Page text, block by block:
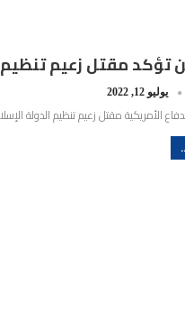
تؤكد مقتل زعيم
يوليو 12, 2022
الأمريكية مقتل زعيم تنظيم الدولة